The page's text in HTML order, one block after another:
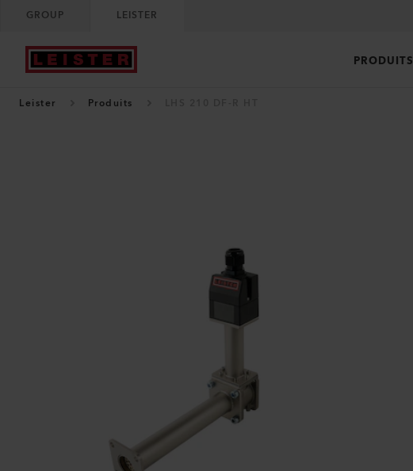
GROUP LEISTER
PRODUITS
Leister Produits